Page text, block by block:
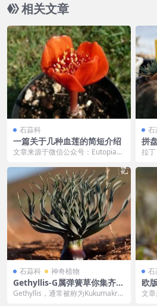
相关文章
石蒜科
一篇关于几种血莲的简短介绍
文章来源于微信公众号：Eutopia，
石...
石
拼
拉
石蒜科 神奇植物
Gethyllis-G属弹簧草你集齐了
吗？
Gethyllis，通常被称为Kukumakra
石
欧
us
文